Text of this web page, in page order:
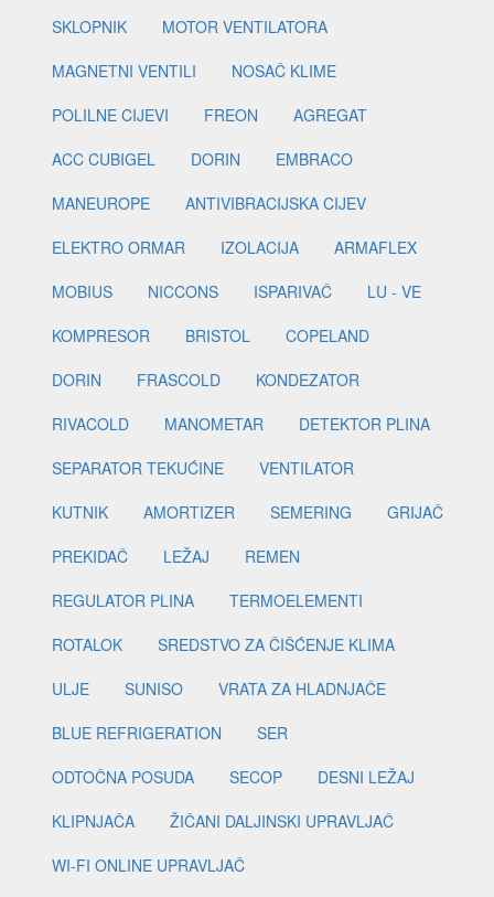
SKLOPNIK
MOTOR VENTILATORA
MAGNETNI VENTILI
NOSAČ KLIME
POLILNE CIJEVI
FREON
AGREGAT
ACC CUBIGEL
DORIN
EMBRACO
MANEUROPE
ANTIVIBRACIJSKA CIJEV
ELEKTRO ORMAR
IZOLACIJA
ARMAFLEX
MOBIUS
NICCONS ISPARIVAČ
LU - VE
KOMPRESOR
BRISTOL
COPELAND
DORIN
FRASCOLD
KONDEZATOR
RIVACOLD
MANOMETAR
DETEKTOR PLINA
SEPARATOR TEKUĆINE
VENTILATOR
KUTNIK
AMORTIZER SEMERING
GRIJAČ
PREKIDAČ
LEŽAJ
REMEN
REGULATOR PLINA
TERMOELEMENTI
ROTALOK
SREDSTVO ZA ČIŠĆENJE KLIMA
ULJE
SUNISO
VRATA ZA HLADNJAČE
BLUE REFRIGERATION
SER
ODTOČNA POSUDA
SECOP
DESNI LEŽAJ
KLIPNJAČA
ŽIČANI DALJINSKI UPRAVLJAČ
WI-FI ONLINE UPRAVLJAČ